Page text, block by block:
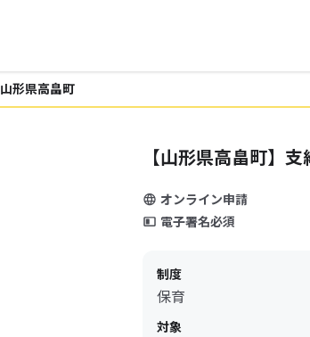
山形県高畠町
【山形県高畠町】
オンライン申請
電子署名必須
制度
保育
対象